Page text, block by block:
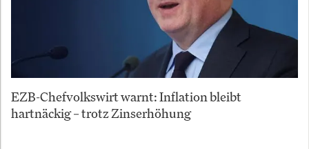
EZB-Chefvolkswirt warnt: Inflation bleibt
hartnäckig – trotz Zinserhöhung